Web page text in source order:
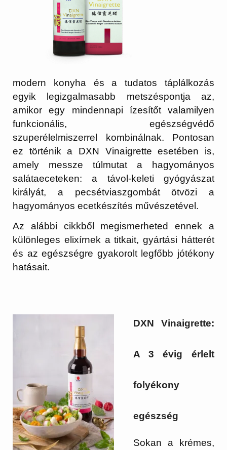
modern konyha és a tudatos táplálkozás
egyik legizgalmasabb metszéspontja az,
amikor egy mindennapi ízesítőt valamilyen
funkcionális, egészségvédő
szuperélelmiszerrel kombinálnak. Pontosan
ez történik a DXN Vinaigrette esetében is,
amely messze túlmutat a hagyományos
salátaeceteken: a távol-keleti gyógyászat
királyát, a pecsétviaszgombát ötvözi a
hagyományos ecetkészítés művészetével.
Az alábbi cikkből megismerheted ennek a
különleges elixírnek a titkait, gyártási hátterét
és az egészségre gyakorolt legfőbb jótékony
hatásait.
DXN Vinaigrette:
A 3 évig érlelt
folyékony
egészség
Sokan a krémes,